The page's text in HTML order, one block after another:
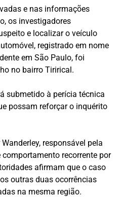
e nas informações
os investigadores
e localizar o veículo
registrado em nome
em São Paulo, foi
no bairro Tirirical.
submetido à perícia técnica
possam reforçar o inquérito
responsável pela
recorrente por
afirmam que o caso
outras duas ocorrências
na mesma região.